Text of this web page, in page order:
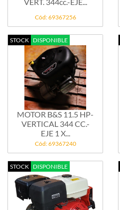
Cód: 69367256
STOCK DISPONIBLE
MOTOR B&S 11.5 HP-
VERTICAL 344 CC.-
EJE 1 X...
Cód: 69367240
STOCK DISPONIBLE